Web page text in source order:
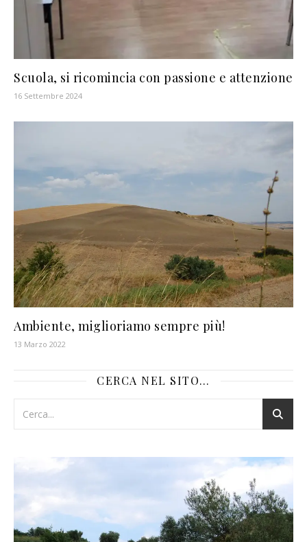
Scuola, si ricomincia con passione e attenzione
16 Settembre 2024
Ambiente, miglioriamo sempre più!
13 Marzo 2022
CERCA NEL SITO…